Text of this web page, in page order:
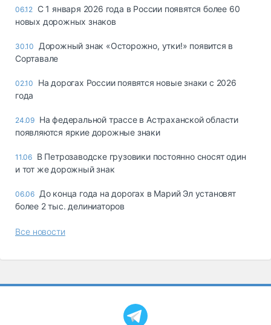
06.12 С 1 января 2026 года в России появятся более 60
новых дорожных знаков
30.10
Дорожный знак «Осторожно, утки!» появится в
Сортавале
02.10
На дорогах России появятся новые знаки с 2026
года
24.09 На федеральной трассе в Астраханской области
появляются яркие дорожные знаки
11.06 В Петрозаводске грузовики постоянно сносят один
и тот же дорожный знак
06.06 До конца года на дорогах в Марий Эл установят
более 2 тыс. делиниаторов
Все новости